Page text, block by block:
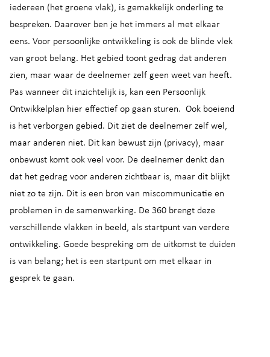
iedereen (het groene vlak), is gemakkelijk onderling te
bespreken. Daarover ben je het immers al met elkaar
eens. Voor persoonlijke ontwikkeling is ook de blinde vlek
van groot belang. Het gebied toont gedrag dat anderen
zien, maar waar de deelnemer zelf geen weet van heeft.
Pas wanneer dit inzichtelijk is, kan een Persoonlijk
Ontwikkelplan hier effectief op gaan sturen. Ook boeiend
is het verborgen gebied. Dit ziet de deelnemer zelf wel,
maar anderen niet. Dit kan bewust zijn (privacy), maar
onbewust komt ook veel voor. De deelnemer denkt dan
dat het gedrag voor anderen zichtbaar is, maar dit blijkt
niet zo te zijn. Dit is een bron van miscommunicatie en
problemen in de samenwerking. De 360 brengt deze
verschillende vlakken in beeld, als startpunt van verdere
ontwikkeling. Goede bespreking om de uitkomst te duiden
is van belang; het is een startpunt om met elkaar in
gesprek te gaan.